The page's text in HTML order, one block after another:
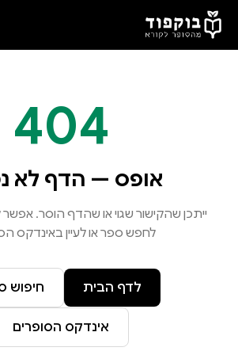
דלג לתוכן הראשי
404
אופס — הדף לא
ייתכן שהקישור שגוי או שהדף הוסר.
לחפש ספר או לעיין באינדקס
לדף הבית חיפוש
אינדקס הסופרים